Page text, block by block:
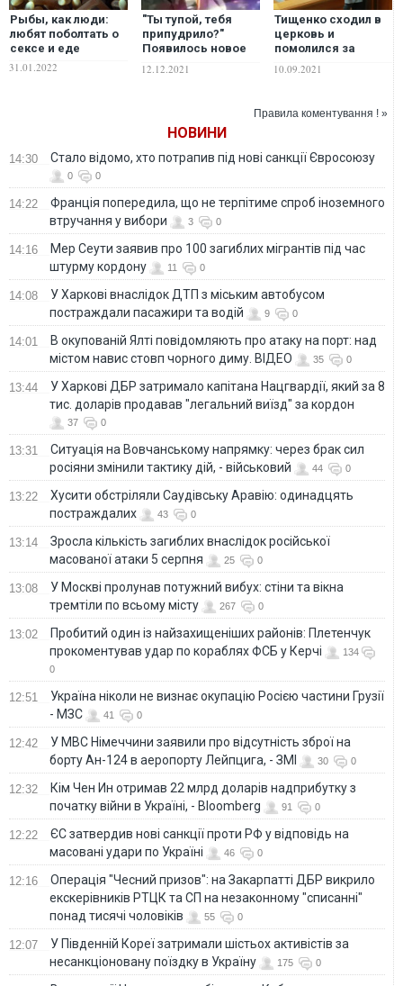
Рыбы, как люди:
любят поболтать о
сексе и еде
31.01.2022
"Ты тупой, тебя
припудрило?"
Появилось новое
Гогилашвили. На
12.12.2021
Тищенко сходил в
церковь и
помолился за
потом похвастался
10.09.2021
Правила коментування ! »
НОВИНИ
14:30 Стало відомо, хто потрапив під нові санкції Євросоюзу
0 0
14:22
Франція попередила, що не терпітиме спроб іноземного
втручання у вибори
3 0
14:16
Мер Сеути заявив про 100 загиблих мігрантів під час
штурму кордону
11 0
14:08
У Харкові внаслідок ДТП з міським автобусом
постраждали пасажири та водій
9 0
14:01
В окупованій Ялті повідомляють про атаку на порт: над
містом навис стовп чорного диму. ВІДЕО
35 0
13:44
У Харкові ДБР затримало капітана Нацгвардії, який за 8
тис. доларів продавав "легальний виїзд" за кордон
37 0
13:31
Ситуація на Вовчанському напрямку: через брак сил
росіяни змінили тактику дій, - військовий
44 0
13:22
Хусити обстріляли Саудівську Аравію: одинадцять
постраждалих
43 0
13:14
Зросла кількість загиблих внаслідок російської
масованої атаки 5 серпня
25 0
13:08
У Москві пролунав потужний вибух: стіни та вікна
тремтіли по всьому місту
267 0
13:02
Пробитий один із найзахищеніших районів: Плетенчук
прокоментував удар по кораблях ФСБ у Керчі
134
0
12:51
Україна ніколи не визнає окупацію Росією частини Грузії
- МЗС
41 0
12:42
У МВС Німеччини заявили про відсутність зброї на
борту Ан-124 в аеропорту Лейпцига, - ЗМІ
30 0
12:32
Кім Чен Ин отримав 22 млрд доларів надприбутку з
початку війни в Україні, - Bloomberg
91 0
12:22
ЄС затвердив нові санкції проти РФ у відповідь на
масовані удари по Україні
46 0
12:16
Операція "Чесний призов": на Закарпатті ДБР викрило
екскерівників РТЦК та СП на незаконному "списанні"
понад тисячі чоловіків
55 0
12:07
У Південній Кореї затримали шістьох активістів за
несанкціоновану поїздку в Україну
175 0